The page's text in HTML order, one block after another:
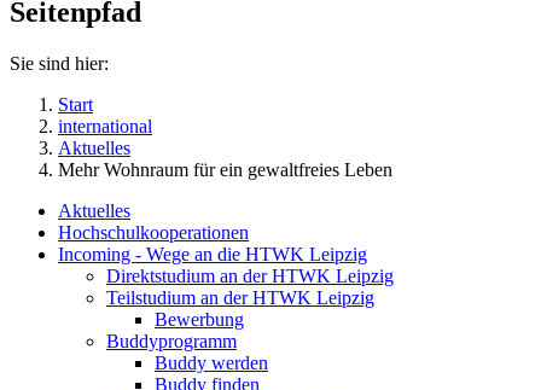
Seitenpfad
Sie sind hier:
Start
international
Aktuelles
Mehr Wohnraum für ein gewaltfreies Leben
Aktuelles
Hochschulkooperationen
Incoming - Wege an die HTWK Leipzig
Direktstudium an der HTWK Leipzig
Teilstudium an der HTWK Leipzig
Bewerbung
Buddyprogramm
Buddy werden
Buddy finden